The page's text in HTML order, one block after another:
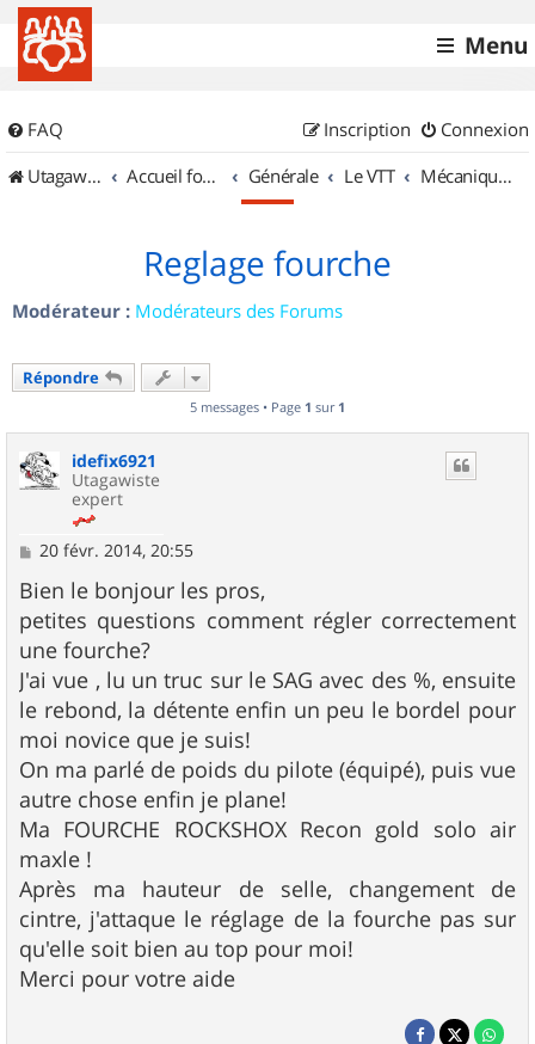
Menu
FAQ Connexion
Inscription
UtagawaVTT (Randos VTT et VTTAE avec traces GPS)
Accueil forum Générale Le VTT Mécanique et Entretiens
Reglage fourche
Modérateur : Modérateurs des Forums
Répondre
5 messages • Page 1 sur 1
idefix6921
Utagawiste
expert
M
s
s
a
g
e
20 févr. 2014, 20:55
Bien le bonjour les pros,
petites questions comment régler correctement
une fourche?
J'ai vue , lu un truc sur le SAG avec des %, ensuite
le rebond, la détente enfin un peu le bordel pour
moi novice que je suis!
On ma parlé de poids du pilote (équipé), puis vue
autre chose enfin je plane!
Ma FOURCHE ROCKSHOX Recon gold solo air
maxle !
Après ma hauteur de selle, changement de
cintre, j'attaque le réglage de la fourche pas sur
qu'elle soit bien au top pour moi!
Merci pour votre aide